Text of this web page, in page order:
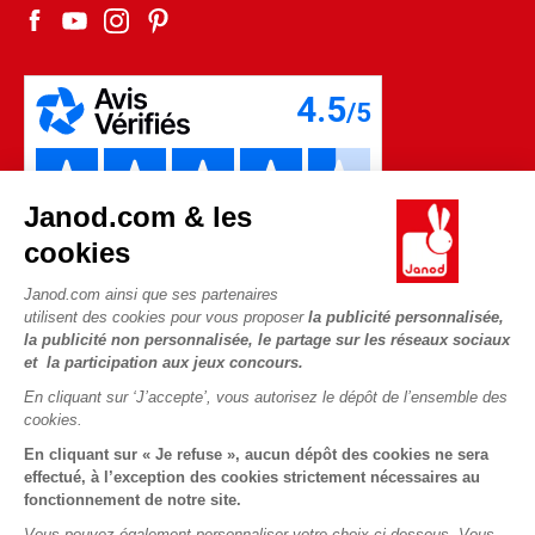
Janod.com & les
cookies
Janod.com ainsi que ses partenaires
utilisent des cookies pour vous proposer la publicité personnalisée,
la publicité non personnalisée, le partage sur les réseaux sociaux
et la participation aux jeux concours.
En cliquant sur ‘J’accepte’, vous autorisez le dépôt de l’ensemble des
cookies.
En cliquant sur « Je refuse », aucun dépôt des cookies ne sera
effectué, à l’exception des cookies strictement nécessaires au
fonctionnement de notre site.
Fiche environnementale
Les pièces d'usure
Copyright © 2026 Janod - Tous droits réservés -CGV-Mentions